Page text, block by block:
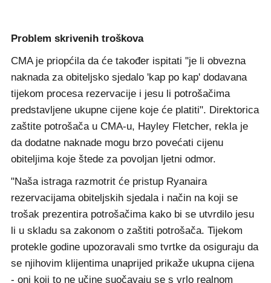
Problem skrivenih troškova
CMA je priopćila da će također ispitati "je li obvezna
naknada za obiteljsko sjedalo 'kap po kap' dodavana
tijekom procesa rezervacije i jesu li potrošačima
predstavljene ukupne cijene koje će platiti". Direktorica
zaštite potrošača u CMA-u, Hayley Fletcher, rekla je
da dodatne naknade mogu brzo povećati cijenu
obiteljima koje štede za povoljan ljetni odmor.
"Naša istraga razmotrit će pristup Ryanaira
rezervacijama obiteljskih sjedala i način na koji se
trošak prezentira potrošačima kako bi se utvrdilo jesu
li u skladu sa zakonom o zaštiti potrošača. Tijekom
protekle godine upozoravali smo tvrtke da osiguraju da
se njihovim klijentima unaprijed prikaže ukupna cijena
- oni koji to ne učine suočavaju se s vrlo realnom